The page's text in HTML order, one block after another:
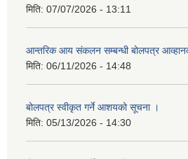
मिति: 07/07/2026 - 13:11
आन्तरिक आय संकलन सम्बन्धी बोलपत्र
मिति: 06/11/2026 - 14:48
बोलपत्र स्वीकृत गर्ने आशयको सूचना ।
मिति: 05/13/2026 - 14:30